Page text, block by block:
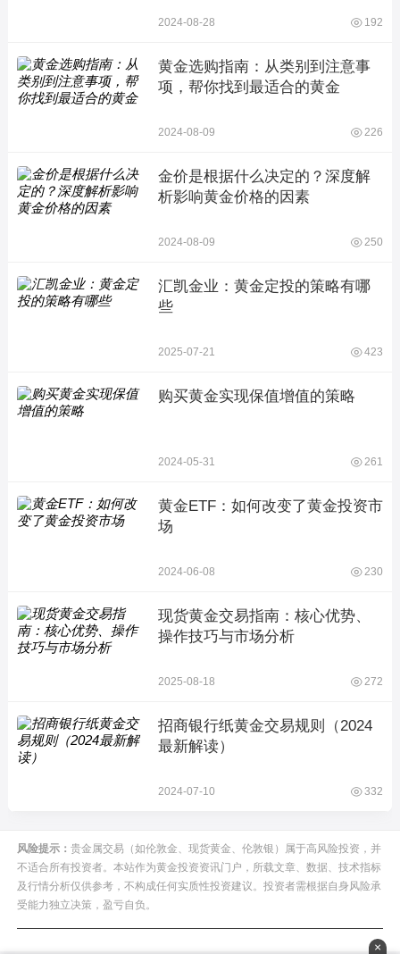
2024-08-28 192
黄金选购指南：从类别到注意事
项，帮你找到最适合的黄金
2024-08-09 226
金价是根据什么决定的？深度解
析影响黄金价格的因素
2024-08-09 250
汇凯金业：黄金定投的策略有哪
些
2025-07-21 423
购买黄金实现保值增值的策略
2024-05-31 261
黄金ETF：如何改变了黄金投资市
场
2024-06-08 230
现货黄金交易指南：核心优势、
操作技巧与市场分析
2025-08-18 272
招商银行纸黄金交易规则（2024
最新解读）
2024-07-10 332
风险提示： 贵金属交易（如伦敦金、现货黄金、伦敦银）属于高风险投资，并
不适合所有投资者。本站作为黄金投资资讯门户，所载文章、数据、技术指标
及行情分析仅供参考，不构成任何实质性投资建议。投资者需根据自身风险承
受能力独立决策，盈亏自负。
×